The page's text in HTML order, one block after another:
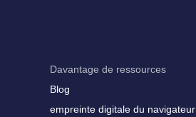
Davantage de ressources
Blog
empreinte digitale du navigateur